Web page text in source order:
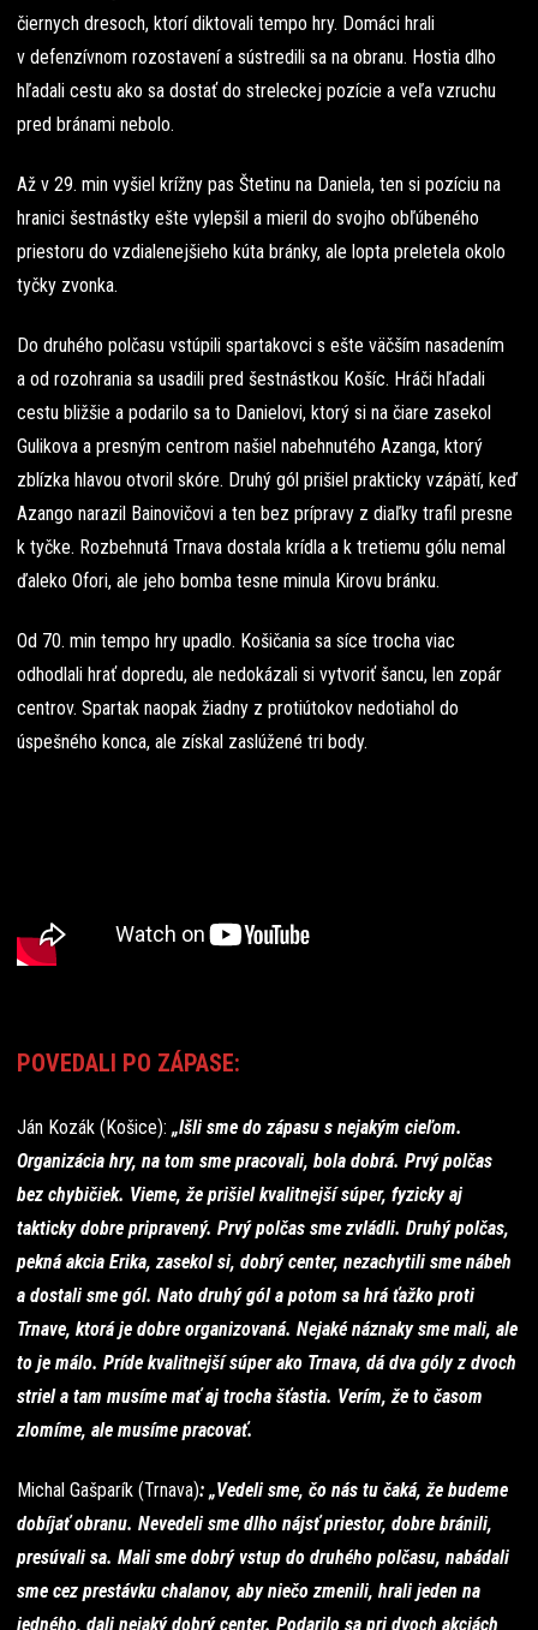
čiernych dresoch, ktorí diktovali tempo hry. Domáci hrali
v defenzívnom rozostavení a sústredili sa na obranu. Hostia dlho
hľadali cestu ako sa dostať do streleckej pozície a veľa vzruchu
pred bránami nebolo.
Až v 29. min vyšiel krížny pas Štetinu na Daniela, ten si pozíciu na
hranici šestnástky ešte vylepšil a mieril do svojho obľúbeného
priestoru do vzdialenejšieho kúta bránky, ale lopta preletela okolo
tyčky zvonka.
Do druhého polčasu vstúpili spartakovci s ešte väčším nasadením
a od rozohrania sa usadili pred šestnástkou Košíc. Hráči hľadali
cestu bližšie a podarilo sa to Danielovi, ktorý si na čiare zasekol
Gulikova a presným centrom našiel nabehnutého Azanga, ktorý
zblízka hlavou otvoril skóre. Druhý gól prišiel prakticky vzápätí, keď
Azango narazil Bainovičovi a ten bez prípravy z diaľky trafil presne
k tyčke. Rozbehnutá Trnava dostala krídla a k tretiemu gólu nemal
ďaleko Ofori, ale jeho bomba tesne minula Kirovu bránku.
Od 70. min tempo hry upadlo. Košičania sa síce trocha viac
odhodlali hrať dopredu, ale nedokázali si vytvoriť šancu, len zopár
centrov. Spartak naopak žiadny z protiútokov nedotiahol do
úspešného konca, ale získal zaslúžené tri body.
POVEDALI PO ZÁPASE:
Ján Kozák (Košice): „Išli sme do zápasu s nejakým cieľom.
Organizácia hry, na tom sme pracovali, bola dobrá. Prvý polčas
bez chybičiek. Vieme, že prišiel kvalitnejší súper, fyzicky aj
takticky dobre pripravený. Prvý polčas sme zvládli. Druhý polčas,
pekná akcia Erika, zasekol si, dobrý center, nezachytili sme nábeh
a dostali sme gól. Nato druhý gól a potom sa hrá ťažko proti
Trnave, ktorá je dobre organizovaná. Nejaké náznaky sme mali, ale
to je málo. Príde kvalitnejší súper ako Trnava, dá dva góly z dvoch
striel a tam musíme mať aj trocha šťastia. Verím, že to časom
zlomíme, ale musíme pracovať.
Michal Gašparík (Trnava): „Vedeli sme, čo nás tu čaká, že budeme
dobíjať obranu. Nevedeli sme dlho nájsť priestor, dobre bránili,
presúvali sa. Mali sme dobrý vstup do druhého polčasu, nabádali
sme cez prestávku chalanov, aby niečo zmenili, hrali jeden na
jedného, dali nejaký dobrý center. Podarilo sa pri dvoch akciách